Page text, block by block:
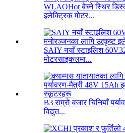
WLAOHot बेच्ने स्थिर
इलेक्ट्रिक मोटर...
SAIY नयाँ स्टाइलिश
मोटरसाइकलमा...
B3 राम्रो बजार चिनियाँ
विद्युत...